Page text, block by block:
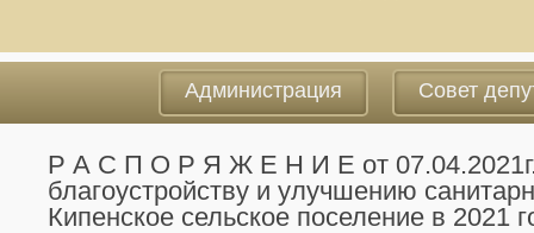
Администрация Совет
Р А С П О Р Я Ж Е Н И Е от
благоустройству и улучшению
Кипенское сельское поселение в 2021